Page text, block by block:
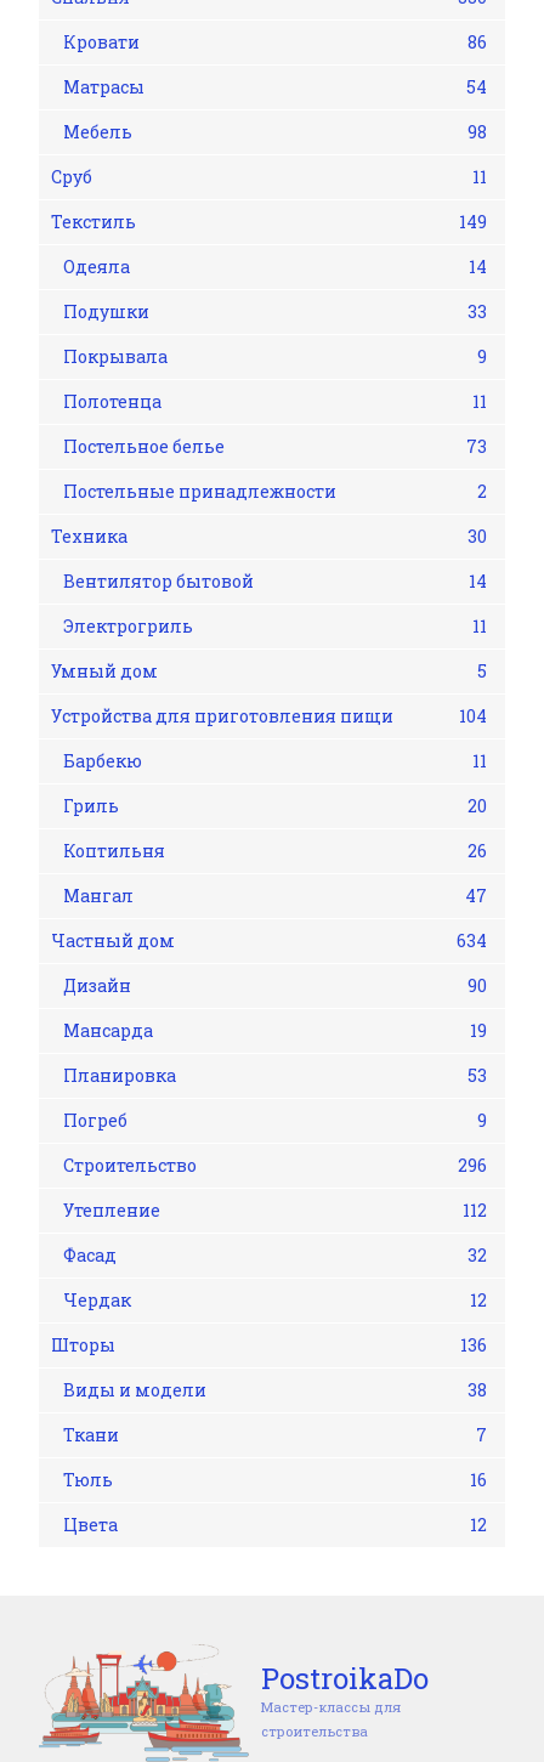
Кровати
86
Матрасы
54
Мебель
98
Сруб
11
Текстиль
149
Одеяла
14
Подушки
33
Покрывала
9
Полотенца
11
Постельное белье
73
Постельные принадлежности
2
Техника
30
Вентилятор бытовой
14
Электрогриль
11
Умный дом
5
Устройства для приготовления пищи
104
Барбекю
11
Гриль
20
Коптильня
26
Мангал
47
Частный дом
634
Дизайн
90
Мансарда
19
Планировка
53
Погреб
9
Строительство
296
Утепление
112
Фасад
32
Чердак
12
Шторы
136
Виды и модели
38
Ткани
7
Тюль
16
Цвета
12
PostroikaDo
Мастер-классы для
строительства